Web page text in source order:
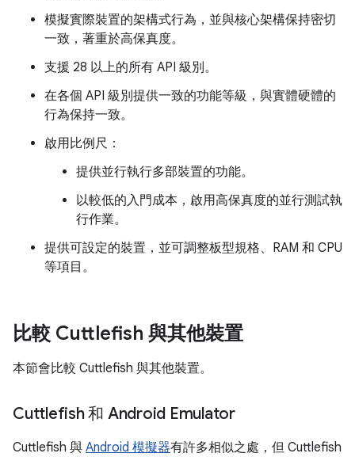
模擬實際裝置的架構式行為，並與核心架構保持密切
一致，著重於高保真度。
支援 28 以上的所有 API 級別。
在各個 API 級別提供一致的功能等級，與實體硬體的
行為保持一致。
啟用比例尺：
提供並行執行多部裝置的功能。
以較低的入門成本，啟用高保真度的並行測試執
行作業。
提供可設定的裝置，並可調整板型規格、RAM 和 CPU
等項目。
比較 Cuttlefish 與其他裝置
本節會比較 Cuttlefish 與其他裝置。
Cuttlefish 和 Android Emulator
Cuttlefish 與 Android 模擬器有許多相似之處，但 Cuttlefish